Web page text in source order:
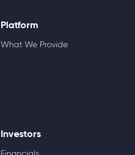
Platform
What We Provide
Investors